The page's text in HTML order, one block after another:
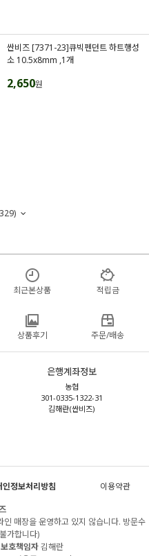
싼비즈 [7371-23]큐빅펜던트 하트행성
소 10.5x8mm ,1개
2,650원
329)
최근본상품 적립금
상품후기 주문/배송
은행계좌정보
농협
301-0335-1322-31
김해란(싼비즈)
인정보처리방침
이용약관
매장을 운영하고 있지 않습니다. 방문수
가합니다)
호책임자김해란